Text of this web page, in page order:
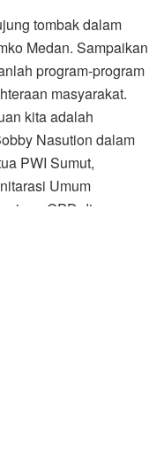
tombak dalam
Medan. Sampaikan
program-program
masyarakat.
kita adalah
Nasution dalam
PWI Sumut,
Umum
OPD di